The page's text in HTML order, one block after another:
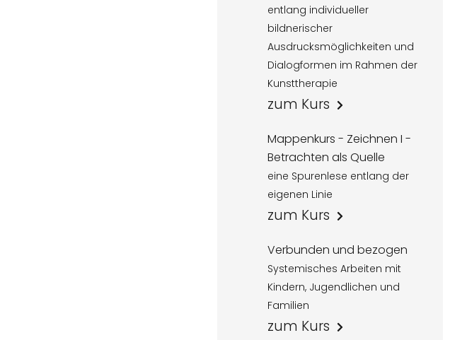
entlang individueller
bildnerischer
Ausdrucksmöglichkeiten und
Dialogformen im Rahmen der
Kunsttherapie
zum Kurs
Mappenkurs - Zeichnen I -
Betrachten als Quelle
eine Spurenlese entlang der
eigenen Linie
zum Kurs
Verbunden und bezogen
Systemisches Arbeiten mit
Kindern, Jugendlichen und
Familien
zum Kurs